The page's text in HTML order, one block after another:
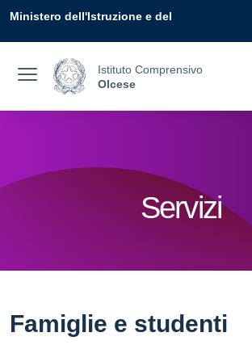
Ministero dell'Istruzione e del
Istituto Comprensivo
Olcese
Servizi
Famiglie e studenti